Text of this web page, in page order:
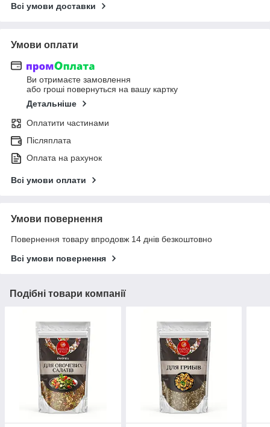
Всі умови доставки
Умови оплати
Ви отримаєте замовлення
або гроші повернуться на вашу картку
Детальніше
Оплатити частинами
Післяплата
Оплата на рахунок
Всі умови оплати
Умови повернення
Повернення товару впродовж 14 днів безкоштовно
Всі умови повернення
Подібні товари компанії